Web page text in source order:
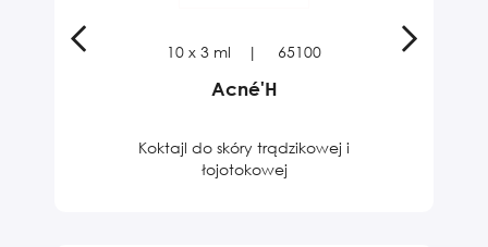
10 x 3 ml
65100
Acné'H
Koktajl do skóry trądzikowej i
łojotokowej